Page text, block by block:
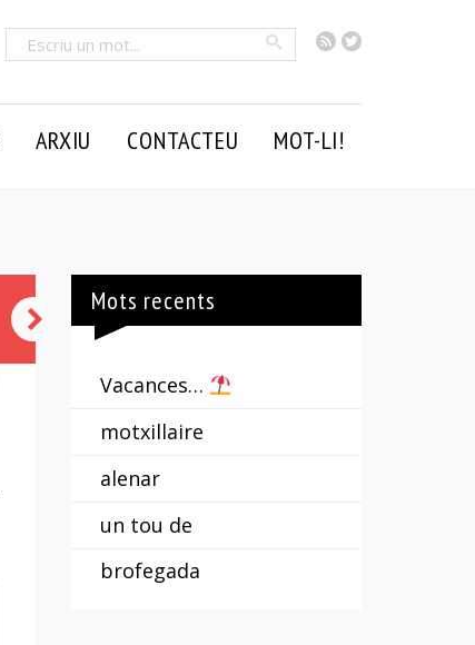
RSSTwitter
Cercar
ARXIU CONTACTEU MOT-LI!
haver-
Mots recents
Vacances…
motxillaire
alenar
un tou de
brofegada